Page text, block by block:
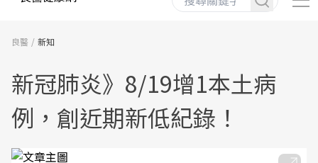
良醫 新知
新冠肺炎》8/19增1本土病
例，創近期新低紀錄！